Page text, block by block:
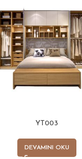
YT003
DEVAMINI OKU